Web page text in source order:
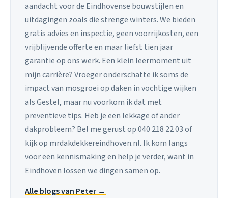
aandacht voor de Eindhovense bouwstijlen en
uitdagingen zoals die strenge winters. We bieden
gratis advies en inspectie, geen voorrijkosten, een
vrijblijvende offerte en maar liefst tien jaar
garantie op ons werk. Een klein leermoment uit
mijn carrière? Vroeger onderschatte ik soms de
impact van mosgroei op daken in vochtige wijken
als Gestel, maar nu voorkom ik dat met
preventieve tips. Heb je een lekkage of ander
dakprobleem? Bel me gerust op 040 218 22 03 of
kijk op mrdakdekkereindhoven.nl. Ik kom langs
voor een kennismaking en help je verder, want in
Eindhoven lossen we dingen samen op.
Alle blogs van Peter →